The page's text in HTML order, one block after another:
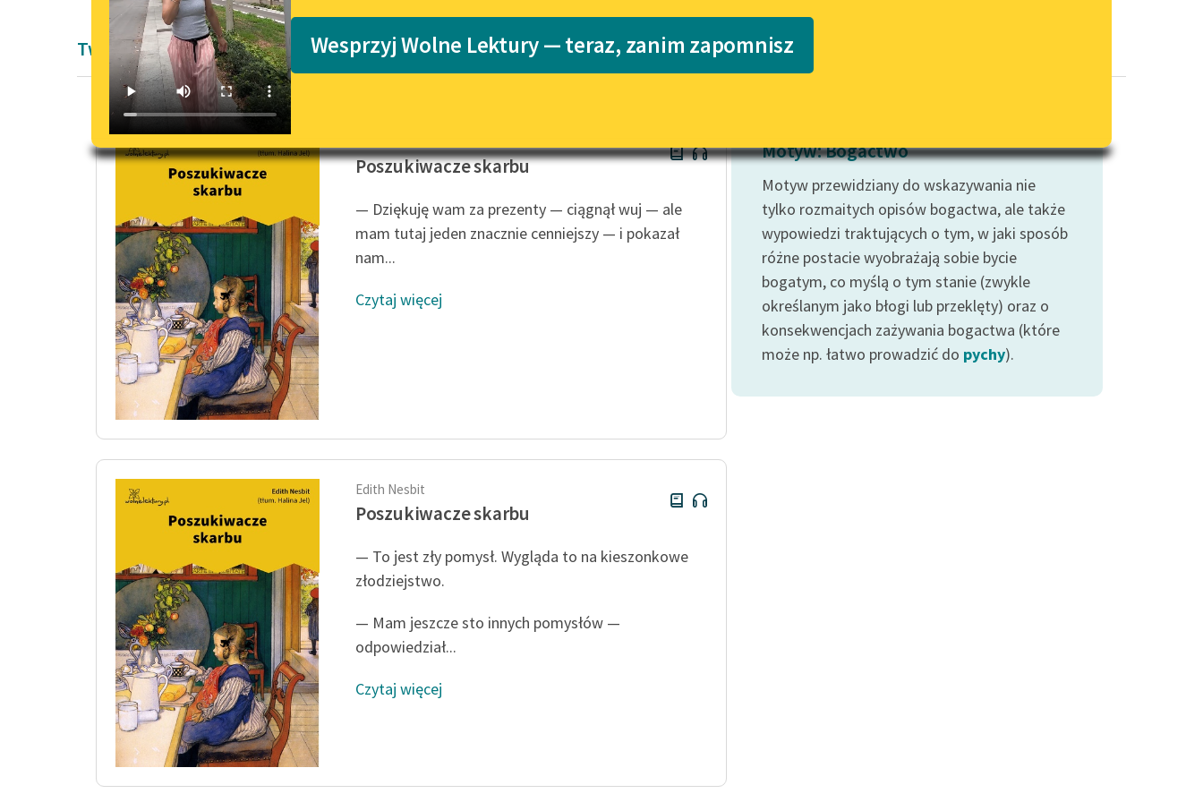
Lektury szkolne i klasyka
literatury do słuchania dla
E-kolekcja lektur szkolnych i
literatury do słuchania dla
niepełnosprawnościami
Feministyczne inspiracje.
Popularyzacja skandynawskiej
Katalog
Katalog w formacie PDF
wrażliwych
Deklaracja dostępności
Wesprzyj Wolne Lektury — teraz, zanim zapomnisz
Twórczość Edith Nesbit
Poszukiwacze skarbu
— Dziękuję wam za prezenty — ciągnął wuj — ale
mam tutaj jeden znacznie cenniejszy — i pokazał
nam...
Czytaj więcej
Edith Nesbit
Poszukiwacze skarbu
— To jest zły pomysł. Wygląda to na kieszonkowe
złodziejstwo.
— Mam jeszcze sto innych pomysłów —
odpowiedział...
Czytaj więcej
Motyw: Bogactwo
Motyw przewidziany do wskazywania nie
tylko rozmaitych opisów bogactwa, ale także
wypowiedzi traktujących o tym, w jaki sposób
różne postacie wyobrażają sobie bycie
bogatym, co myślą o tym stanie (zwykle
określanym jako błogi lub przeklęty) oraz o
konsekwencjach zażywania bogactwa (które
może np. łatwo prowadzić do pychy).